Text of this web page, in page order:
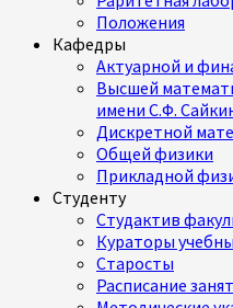
Положения
Кафедры
Актуарной и
Высшей
имени С.Ф.
Дискретной
Общей физики
Прикладной
Студенту
Студактив
Кураторы
Старосты
Расписание